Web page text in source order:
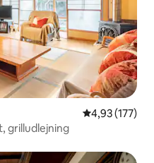
4,93 ud af 5 i
4,93 (177)
grilludlejning